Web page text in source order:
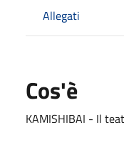
Allegati
Cos'è
KAMISHIBAI - Il